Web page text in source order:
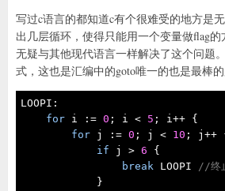
写过c语言的都知道c有个很难受的地方是
出几层循环，使得只能用一个变量做flag的
无疑与其他现代语言一样解决了这个问题
式，这也是汇编中的goto唯一的也是最棒
LOOPI:
for i := 0 ; i < 5 ; i++ {
for j := 0 ; j < 10 ; j++
if j > 6 {
break LOOPI //终
            }